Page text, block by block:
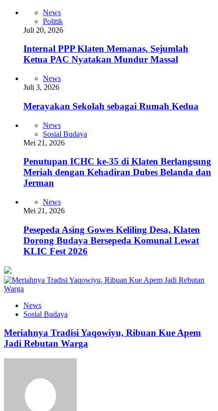
News
Politik
Juli 20, 2026
Internal PPP Klaten Memanas, Sejumlah
Ketua PAC Nyatakan Mundur Massal
News
Juli 3, 2026
Merayakan Sekolah sebagai Rumah Kedua
News
Sosial Budaya
Mei 21, 2026
Penutupan ICHC ke-35 di Klaten Berlangsung
Meriah dengan Kehadiran Dubes Belanda dan
Jerman
News
Mei 21, 2026
Pesepeda Asing Gowes Keliling Desa, Klaten
Dorong Budaya Bersepeda Komunal Lewat
KLIC Fest 2026
News
Sosial Budaya
Meriahnya Tradisi Yaqowiyu, Ribuan Kue Apem
Jadi Rebutan Warga